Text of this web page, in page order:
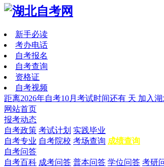
新手必读
考办电话
自考报名
自考查询
资格证
自考视频
距离2026年自考10月考试时间还有 天 加入
网站首页
报考动态
自考政策 考试计划 实践毕业
自考专业 自考院校 考场查询 成绩查询
自考问答
自考百科 成考问答 普本问答 学位问答 考研